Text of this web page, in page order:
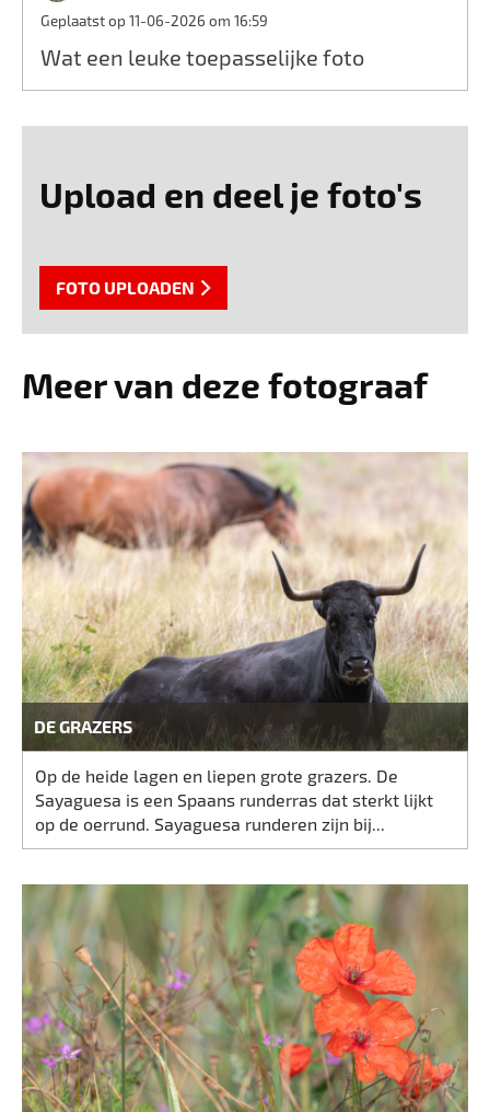
Geplaatst op 11-06-2026 om 16:59
Wat een leuke toepasselijke foto
Upload en deel je foto's
FOTO UPLOADEN
Meer van deze fotograaf
DE GRAZERS
Op de heide lagen en liepen grote grazers. De
Sayaguesa is een Spaans runderras dat sterkt lijkt
op de oerrund. Sayaguesa runderen zijn bij...